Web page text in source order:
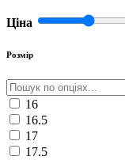
Ціна
Розмір
16
16.5
17
17.5